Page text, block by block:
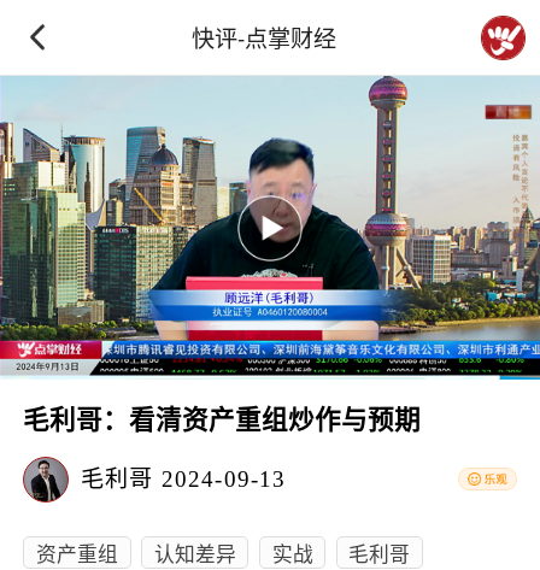
快评-点掌财经
毛利哥：看清资产重组炒作与预期
毛利哥 2024-09-13
资产重组 认知差异 实战 毛利哥